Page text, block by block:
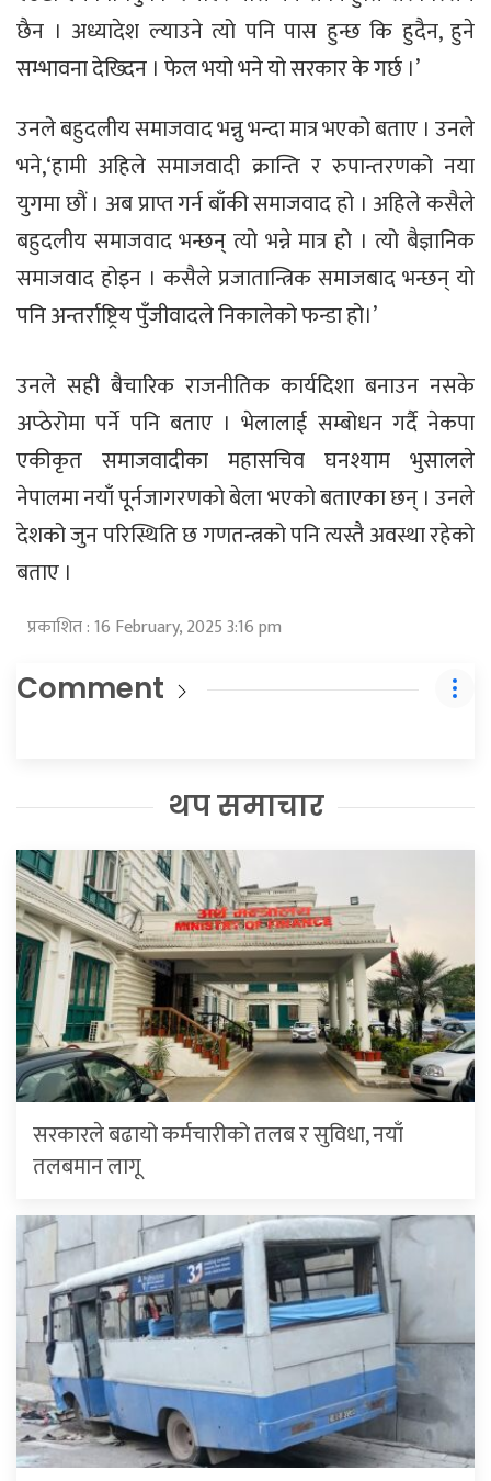
छैन । अध्यादेश ल्याउने त्यो पनि पास हुन्छ कि हुदैन, हुने
सम्भावना देख्दिन । फेल भयो भने यो सरकार के गर्छ ।’
उनले बहुदलीय समाजवाद भन्नु भन्दा मात्र भएको बताए । उनले
भने,‘हामी अहिले समाजवादी क्रान्ति र रुपान्तरणको नया
युगमा छौं । अब प्राप्त गर्न बाँकी समाजवाद हो । अहिले कसैले
बहुदलीय समाजवाद भन्छन् त्यो भन्ने मात्र हो । त्यो बैज्ञानिक
समाजवाद होइन । कसैले प्रजातान्त्रिक समाजबाद भन्छन् यो
पनि अन्तर्राष्ट्रिय पुँजीवादले निकालेको फन्डा हो।’
उनले सही बैचारिक राजनीतिक कार्यदिशा बनाउन नसके
अप्ठेरोमा पर्ने पनि बताए । भेलालाई सम्बोधन गर्दै नेकपा
एकीकृत समाजवादीका महासचिव घनश्याम भुसालले
नेपालमा नयाँ पूर्नजागरणको बेला भएको बताएका छन् । उनले
देशको जुन परिस्थिति छ गणतन्त्रको पनि त्यस्तै अवस्था रहेको
बताए ।
प्रकाशित : 16 February, 2025 3:16 pm
Comment
थप समाचार
सरकारले बढायो कर्मचारीको तलब र सुविधा, नयाँ
तलबमान लागू